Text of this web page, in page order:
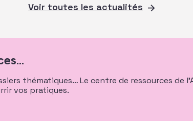
Voir toutes les actualités
thématiques… Le centre de ressources de
vos pratiques.